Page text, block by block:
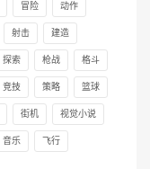
冒险 动作
射击 建造
探索 枪战 格斗
竞技 策略 篮球
街机 视觉小说
音乐 飞行